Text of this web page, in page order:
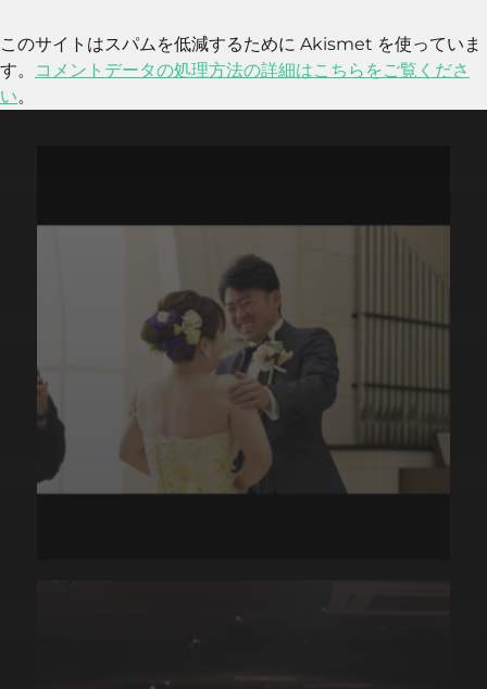
このサイトはスパムを低減するために Akismet を使っていま
す。
コメントデータの処理方法の詳細はこちらをご覧くださ
い。